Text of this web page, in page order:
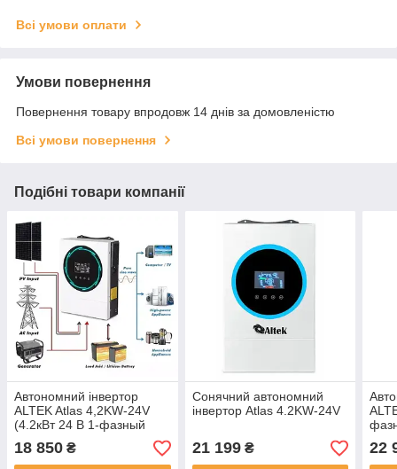
Всі умови оплати
Умови повернення
Повернення товару впродовж 14 днів за домовленістю
Всі умови повернення
Подібні товари компанії
Автономний інвертор
ALTEK Atlas 4,2KW-24V
(4.2кВт 24 В 1-фазный
1MPPT)
18 850 ₴
Сонячний автономний
інвертор Atlas 4.2KW-24V
21 199₴ 22